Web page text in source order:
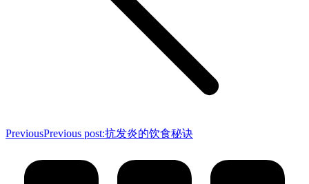
PreviousPrevious post:抗发炎的饮食秘诀